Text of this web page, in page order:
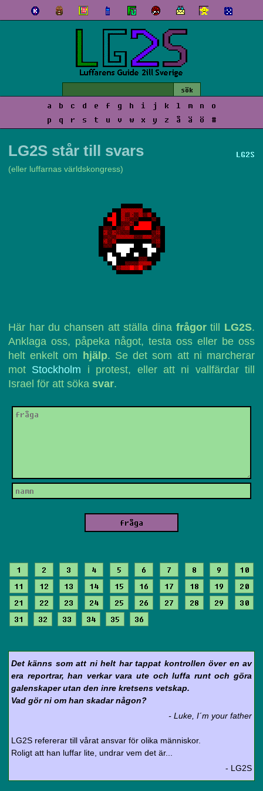
a b c d e f g h i j k l m n
o
p
q r s t u v w x y z å ä ö #
LG2S
LG2S står till svars
(eller luffarnas världskongress)
Här har du chansen att ställa dina frågortill LG2S.
Anklaga oss, påpeka något, testa oss eller be oss
helt enkelt om
hjälp. Se det som att ni marcherar
mot Stockholm i protest, eller att ni vallfärdar till
Israel för att söka svar.
1 2 3 4 5 6 7 8 9
10
11
12 13 14 15 16 17 18 19
20
21
22 23 24 25 26 27 28 29
30
31
32 33 34 35 36
Det känns som att ni helt har tappat kontrollen över en av
era reportrar, han verkar vara ute och luffa runt och göra
galenskaper utan den inre kretsens vetskap.
Vad gör ni om han skadar någon?
- Luke, I´m your father
LG2S refererar till vårat ansvar för olika människor.
Roligt att han luffar lite, undrar vem det är...
- LG2S